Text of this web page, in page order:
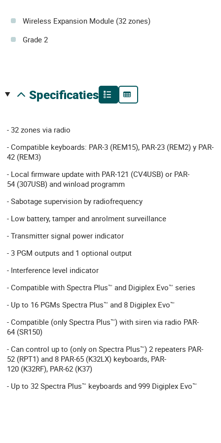
Wireless Expansion Module (32 zones)
Grade 2
specificaties
- 32 zones via radio
- Compatible keyboards: PAR-3 (REM15), PAR-23 (REM2) y PAR-
42 (REM3)
- Local firmware update with PAR-121 (CV4USB) or PAR-
54 (307USB) and winload programm
- Sabotage supervision by radiofrequency
- Low battery, tamper and anrolment surveillance
- Transmitter signal power indicator
- 3 PGM outputs and 1 optional output
- Interference level indicator
- Compatible with Spectra Plus™ and Digiplex Evo™ series
- Up to 16 PGMs Spectra Plus™ and 8 Digiplex Evo™
- Compatible (only Spectra Plus™) with siren via radio PAR-
64 (SR150)
- Can control up to (only on Spectra Plus™) 2 repeaters PAR-
52 (RPT1) and 8 PAR-65 (K32LX) keyboards, PAR-
120 (K32RF), PAR-62 (K37)
- Up to 32 Spectra Plus™ keyboards and 999 Digiplex Evo™